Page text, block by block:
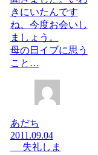
きにいたんです
ね。今度お会いし
ましょう。
母の日イブに思う
こと…
あだち
2011.09.04
失礼しま